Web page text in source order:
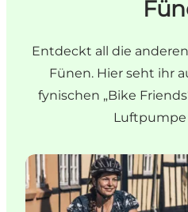
Entdeckt all die
Fünen. Hier seht ihr
fynischen „Bike
Viele weitere Radrouten